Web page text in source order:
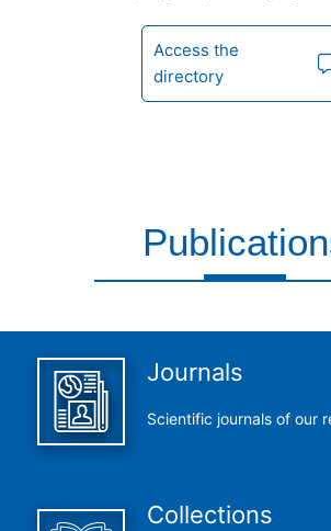
Access the
directory
Journals
Scientific journals of our
Collections